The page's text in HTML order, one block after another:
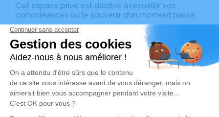
Cet espace privé est destiné à recueillir vos
condoléances ou le souvenir d’un moment passé.
Je rends hommage
Crémation
samedi 28 septembre 2024 à 16h00
Crématorium des Estuaires de Villedieu-les-
Poêles-Rouffigny